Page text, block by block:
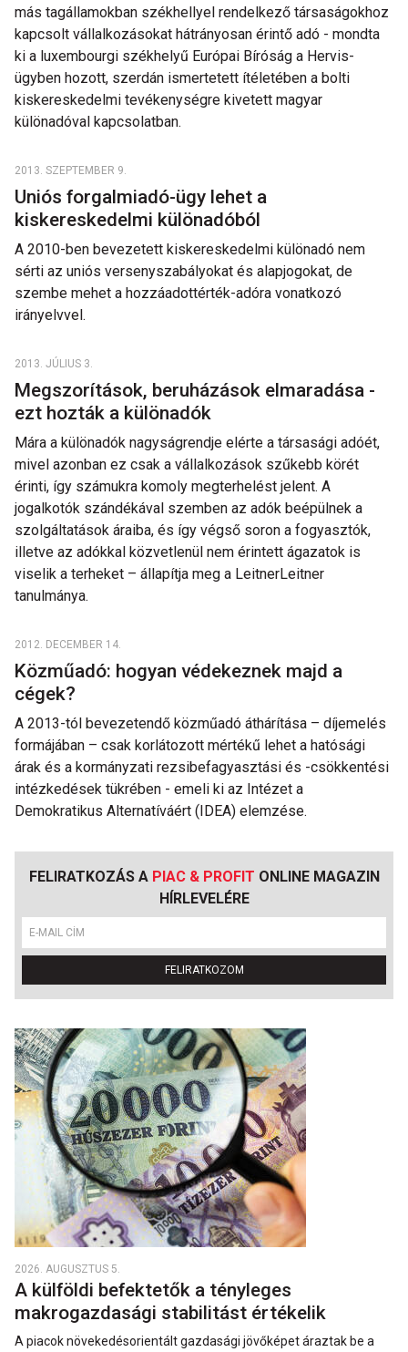
más tagállamokban székhellyel rendelkező társaságokhoz
kapcsolt vállalkozásokat hátrányosan érintő adó - mondta
ki a luxembourgi székhelyű Európai Bíróság a Hervis-
ügyben hozott, szerdán ismertetett ítéletében a bolti
kiskereskedelmi tevékenységre kivetett magyar
különadóval kapcsolatban.
2013. SZEPTEMBER 9.
Uniós forgalmiadó-ügy lehet a
kiskereskedelmi különadóból
A 2010-ben bevezetett kiskereskedelmi különadó nem
sérti az uniós versenyszabályokat és alapjogokat, de
szembe mehet a hozzáadottérték-adóra vonatkozó
irányelvvel.
2013. JÚLIUS 3.
Megszorítások, beruházások elmaradása -
ezt hozták a különadók
Mára a különadók nagyságrendje elérte a társasági adóét,
mivel azonban ez csak a vállalkozások szűkebb körét
érinti, így számukra komoly megterhelést jelent. A
jogalkotók szándékával szemben az adók beépülnek a
szolgáltatások áraiba, és így végső soron a fogyasztók,
illetve az adókkal közvetlenül nem érintett ágazatok is
viselik a terheket – állapítja meg a LeitnerLeitner
tanulmánya.
2012. DECEMBER 14.
Közműadó: hogyan védekeznek majd a
cégek?
A 2013-tól bevezetendő közműadó áthárítása – díjemelés
formájában – csak korlátozott mértékű lehet a hatósági
árak és a kormányzati rezsibefagyasztási és -csökkentési
intézkedések tükrében - emeli ki az Intézet a
Demokratikus Alternatíváért (IDEA) elemzése.
FELIRATKOZÁS A PIAC & PROFIT ONLINE MAGAZIN
HÍRLEVELÉRE
FELIRATKOZOM
2026. AUGUSZTUS 5.
A külföldi befektetők a tényleges
makrogazdasági stabilitást értékelik
A piacok növekedésorientált gazdasági jövőképet áraztak be a